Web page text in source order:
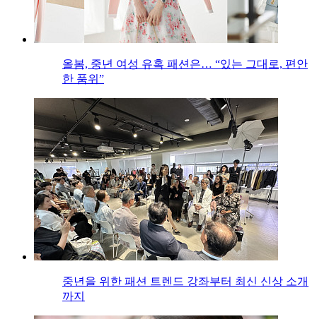
올봄, 중년 여성 유혹 패션은… “있는 그대로, 편안
한 품위”
중년을 위한 패션 트렌드 강좌부터 최신 신상 소개
까지